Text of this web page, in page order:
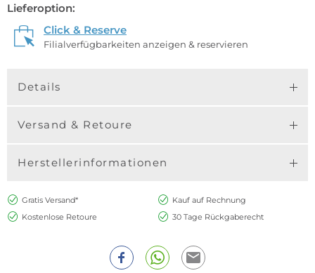
Lieferoption:
Click & Reserve
Filialverfügbarkeiten anzeigen & reservieren
Details
Versand & Retoure
Herstellerinformationen
Gratis Versand*
Kauf auf Rechnung
Kostenlose Retoure
30 Tage Rückgaberecht